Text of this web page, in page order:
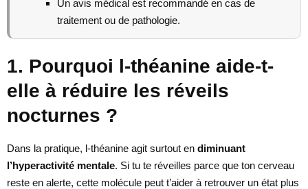
Un avis médical est recommandé en cas de
traitement ou de pathologie.
1. Pourquoi l-théanine aide-t-
elle à réduire les réveils
nocturnes ?
Dans la pratique, l-théanine agit surtout en diminuant
l’hyperactivité mentale. Si tu te réveilles parce que ton cerveau
reste en alerte, cette molécule peut t’aider à retrouver un état plus